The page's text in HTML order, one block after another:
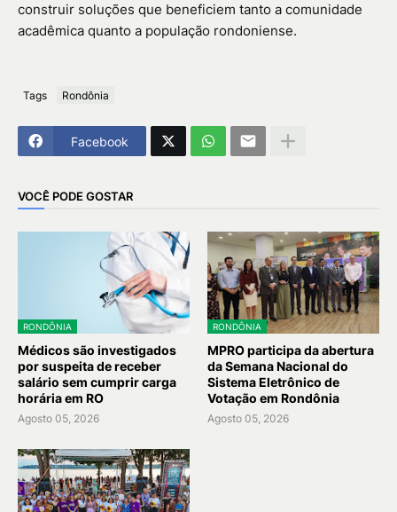
construir soluções que beneficiem tanto a comunidade
acadêmica quanto a população rondoniense.
Tags Rondônia
Facebook
VOCÊ PODE GOSTAR
RONDÔNIA
Médicos são investigados
por suspeita de receber
salário sem cumprir carga
horária em RO
Agosto 05, 2026
RONDÔNIA
MPRO participa da abertura
da Semana Nacional do
Sistema Eletrônico de
Votação em Rondônia
Agosto 05, 2026